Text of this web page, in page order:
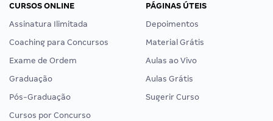
CURSOS ONLINE
Assinatura Ilimitada
Coaching para Concursos
Exame de Ordem
Graduação
Pós-Graduação
Cursos por Concurso
PÁGINAS ÚTEIS
Depoimentos
Material Grátis
Aulas ao Vivo
Aulas Grátis
Sugerir Curso